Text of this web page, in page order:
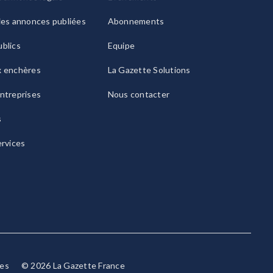
annonces publiées
enchères
Abonnements
Equipe
La Gazette Solutions
Nous contacter
© 2026 La Gazette France